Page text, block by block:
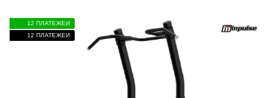
12 ПЛАТЕЖЕЙ
12 ПЛАТЕЖЕЙ